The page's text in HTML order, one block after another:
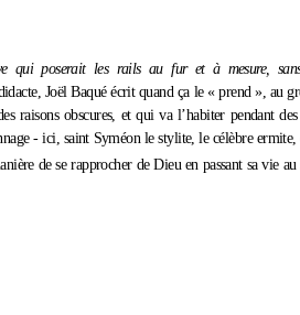
qui poserait les rails au fur et à mesure,
Joël Baqué écrit quand ça le « prend », au
obscures, et qui va l’habiter pendant
- ici, saint Syméon le stylite, le célèbre ermite,
de se rapprocher de Dieu en passant sa vie au